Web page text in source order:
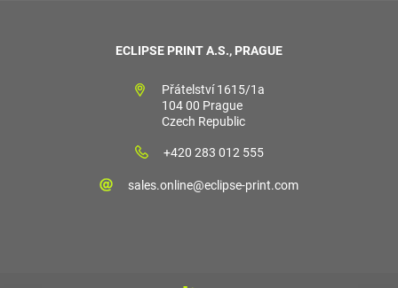
ECLIPSE PRINT A.S., PRAGUE
Přátelství 1615/1a
104 00 Prague
Czech Republic
+420 283 012 555
sales.online@eclipse-print.com